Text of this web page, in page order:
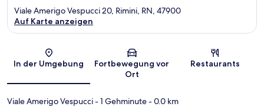
Karte
Viale Amerigo Vespucci 20, Rimini, RN, 47900
Auf Karte anzeigen
In der Umgebung
Fortbewegung vor
Ort
Restaurants
Viale Amerigo Vespucci- 1 Gehminute- 0.0 km